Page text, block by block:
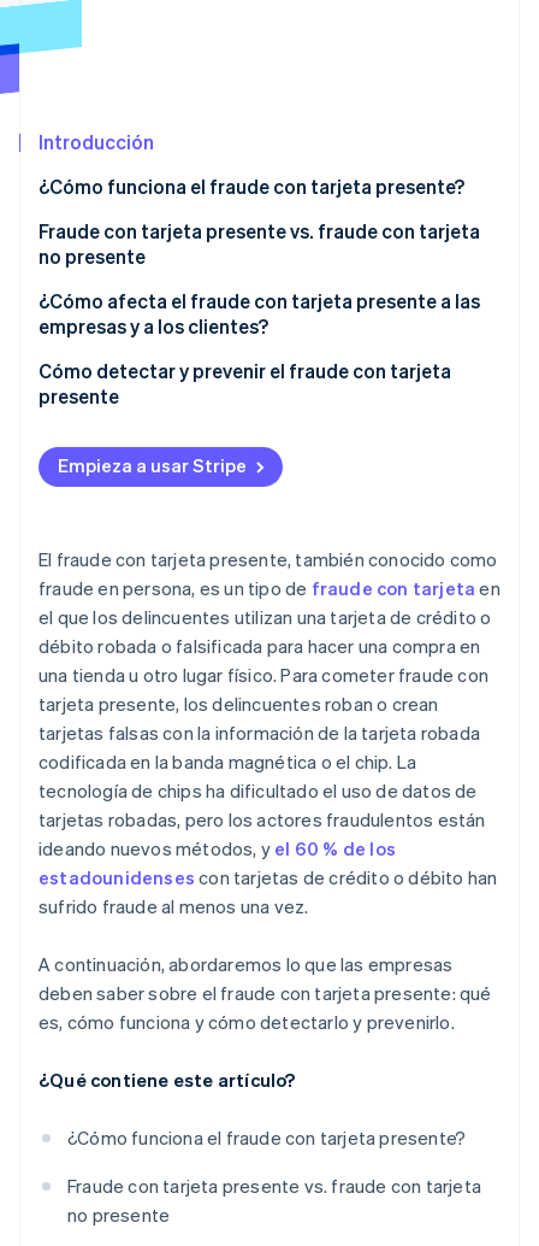
Descubre cómo Stripe construye la infraestructura
Mirar ahora
Introducción
¿Cómo funciona el fraude con tarjeta presente?
Fraude con tarjeta presente vs. fraude con tarjeta
no presente
Fraude con tarjeta presente (CP)
Fraude con tarjeta no presente (CNP)
¿Cómo afecta el fraude con tarjeta presente a las
empresas y a los clientes?
Consecuencias comerciales
Consecuencias para el cliente
Cómo detectar y prevenir el fraude con tarjeta
presente
Proceso de transacción
Seguimiento de transacciones
Educación y concientización
Cumplimiento de la normativa y colaboración
Empieza a usar Stripe
El fraude con tarjeta presente, también conocido como
fraude en persona, es un tipo de fraude con tarjeta en
el que los delincuentes utilizan una tarjeta de crédito o
débito robada o falsificada para hacer una compra en
una tienda u otro lugar físico. Para cometer fraude con
tarjeta presente, los delincuentes roban o crean
tarjetas falsas con la información de la tarjeta robada
codificada en la banda magnética o el chip. La
tecnología de chips ha dificultado el uso de datos de
tarjetas robadas, pero los actores fraudulentos están
ideando nuevos métodos, y el 60 % de los
estadounidenses con tarjetas de crédito o débito han
sufrido fraude al menos una vez.
A continuación, abordaremos lo que las empresas
deben saber sobre el fraude con tarjeta presente: qué
es, cómo funciona y cómo detectarlo y prevenirlo.
¿Qué contiene este artículo?
¿Cómo funciona el fraude con tarjeta presente?
Fraude con tarjeta presente vs. fraude con tarjeta
no presente